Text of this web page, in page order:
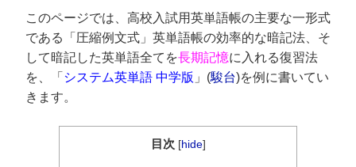
このページでは、高校入試用英単語帳の主要な一形式
である「圧縮例文式」英単語帳の効率的な暗記法、そ
して暗記した英単語全てを長期記憶に入れる復習法
を、「 システム英単語 中学版 」(駿台)を例に書いてい
きます。
目次 [hide]